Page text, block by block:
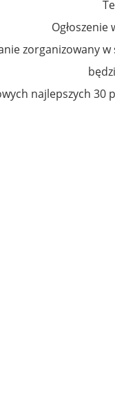
zorganizowany
najlepszych 30